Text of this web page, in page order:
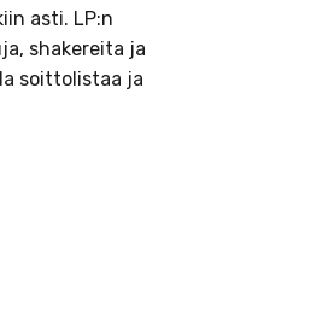
asti. LP:n
shakereita ja
soittolistaa ja